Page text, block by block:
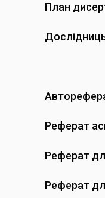
План
Реферат
Реферат
Реферат